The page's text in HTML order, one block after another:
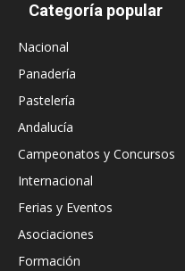
Categoría popular
Nacional
Panadería
Pastelería
Andalucía
Campeonatos y Concursos
Internacional
Ferias y Eventos
Asociaciones
Formación